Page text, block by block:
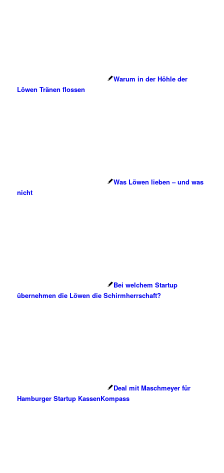
Warum in der Höhle der
Löwen Tränen flossen
Was Löwen lieben – und was
nicht
Bei welchem Startup
übernehmen die Löwen die Schirmherrschaft?
Deal mit Maschmeyer für
Hamburger Startup KassenKompass